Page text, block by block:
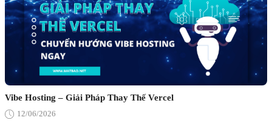
Vibe Hosting – Giải Pháp Thay Thế Vercel
12/06/2026